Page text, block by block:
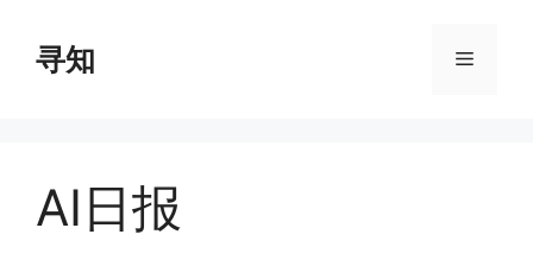
content
寻知 Menu
AI日报